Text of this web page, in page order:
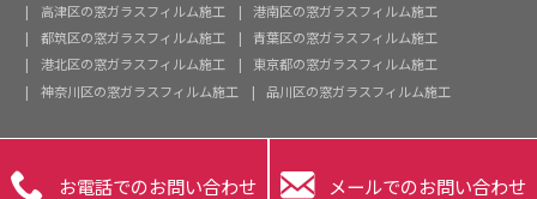
高津区の窓ガラスフィルム施工
港南区の窓ガラスフィルム施工
都筑区の窓ガラスフィルム施工
青葉区の窓ガラスフィルム施工
港北区の窓ガラスフィルム施工
東京都の窓ガラスフィルム施工
神奈川区の窓ガラスフィルム施工
品川区の窓ガラスフィルム施工
 お電話でのお問い合わせ  メールでのお問い合わせ